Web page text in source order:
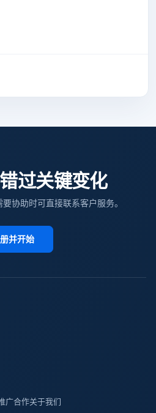
过关键变化
协助时可直接联系客户服务。
并开始
广合作关于我们